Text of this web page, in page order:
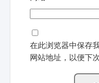
在此浏览器中保存
网站地址，以便下